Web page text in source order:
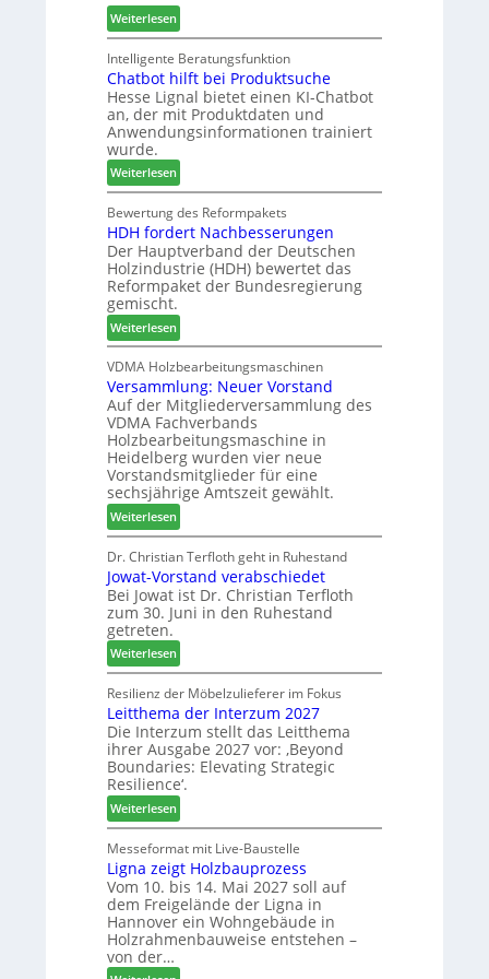
t
a
g
u
n
d
-
V
e
r
b
i
n
d
e
r
A
k
t
i
o
n
s
w
o
c
h
e
n
2
0
2
6
Weiterlesen:
M
a
T
e
c
m
l
d
e
t
B
e
s
u
c
h
e
r
z
a
h
l
e
n
Intelligente Beratungsfunktion
Chatbot hilft bei Produktsuche
Hesse Lignal bietet einen KI-Chatbot
an, der mit Produktdaten und
Anwendungsinformationen trainiert
wurde.
Weiterlesen:
C
h
a
t
b
o
t
h
i
l
t
b
e
P
r
o
u
k
t
s
u
c
e
Bewertung des Reformpakets
HDH fordert Nachbesserungen
Der Hauptverband der Deutschen
Holzindustrie (HDH) bewertet das
Reformpaket der Bundesregierung
gemischt.
Weiterlesen:
H
D
H
f
o
r
d
e
r
t
N
a
c
h
b
e
s
s
e
r
u
n
g
e
n
VDMA Holzbearbeitungsmaschinen
Versammlung: Neuer Vorstand
Auf der Mitgliederversammlung des
VDMA Fachverbands
Holzbearbeitungsmaschine in
Heidelberg wurden vier neue
Vorstandsmitglieder für eine
sechsjährige Amtszeit gewählt.
Weiterlesen:
V
e
r
s
a
m
l
u
n
g
:
N
e
u
e
r
V
o
r
t
a
Dr. Christian Terfloth geht in Ruhestand
Jowat-Vorstand verabschiedet
Bei Jowat ist Dr. Christian Terfloth
zum 30. Juni in den Ruhestand
getreten.
Weiterlesen:
J
o
w
a
t
-
V
o
r
s
t
a
n
d
v
e
Resilienz der Möbelzulieferer im Fokus
Leitthema der Interzum 2027
Die Interzum stellt das Leitthema
ihrer Ausgabe 2027 vor: ‚Beyond
Boundaries: Elevating Strategic
Resilience‘.
Weiterlesen:
L
e
i
t
t
h
e
m
Messeformat mit Live-Baustelle
Ligna zeigt Holzbauprozess
Vom 10. bis 14. Mai 2027 soll auf
dem Freigelände der Ligna in
Hannover ein Wohngebäude in
Holzrahmenbauweise entstehen –
von der…